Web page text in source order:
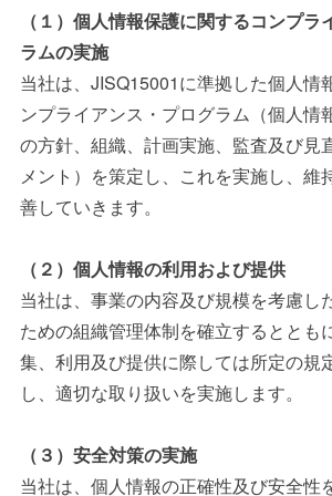
（１）個人情報保護に関するコンプラ
ラムの実施
当社は、JISQ15001に準拠した個人情
ンプライアンス・プログラム（個人情
の方針、組織、計画実施、監査及び見
メント）を策定し、これを実施し、維
善していきます。
（２）個人情報の利用および提供
当社は、事業の内容及び規模を考慮し
ための組織管理体制を確立するととも
集、利用及び提供に際しては所定の規
し、適切な取り扱いを実施します。
（３）安全対策の実施
当社は、個人情報の正確性及び安全性